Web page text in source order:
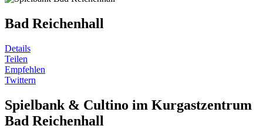
Bad Reichenhall
Details
Teilen
Empfehlen
Twittern
Spielbank & Cultino im Kurgastzentrum
Bad Reichenhall